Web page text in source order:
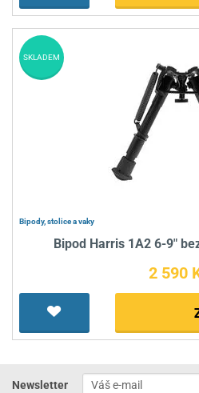
Bipody, stolice a vaky
Bipod Harris 1A2 6-9"
2 590
SKLADEM
Newsletter